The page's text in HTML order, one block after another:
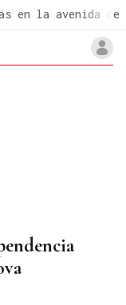
en la avenida de